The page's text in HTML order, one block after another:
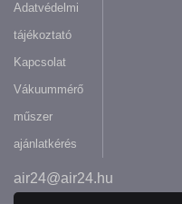
Adatvédelmi
tájékoztató
Kapcsolat
Vákuummérő
műszer
ajánlatkérés
air24@air24.hu